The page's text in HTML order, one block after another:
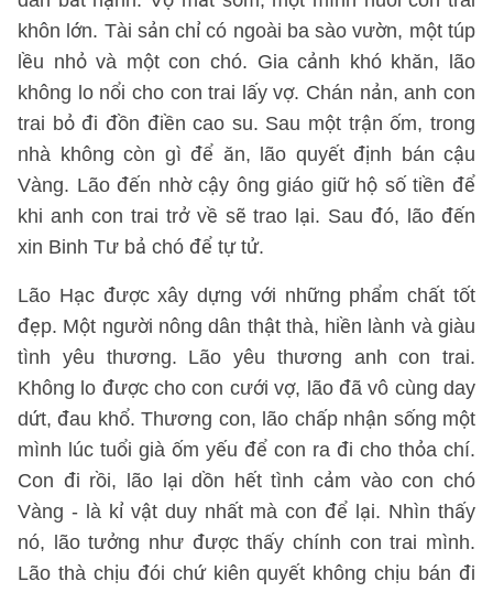
khôn lớn. Tài sản chỉ có ngoài ba sào vườn, một túp
lều nhỏ và một con chó. Gia cảnh khó khăn, lão
không lo nổi cho con trai lấy vợ. Chán nản, anh con
trai bỏ đi đồn điền cao su. Sau một trận ốm, trong
nhà không còn gì để ăn, lão quyết định bán cậu
Vàng. Lão đến nhờ cậy ông giáo giữ hộ số tiền để
khi anh con trai trở về sẽ trao lại. Sau đó, lão đến
xin Binh Tư bả chó để tự tử.
Lão Hạc được xây dựng với những phẩm chất tốt
đẹp. Một người nông dân thật thà, hiền lành và giàu
tình yêu thương. Lão yêu thương anh con trai.
Không lo được cho con cưới vợ, lão đã vô cùng day
dứt, đau khổ. Thương con, lão chấp nhận sống một
mình lúc tuổi già ốm yếu để con ra đi cho thỏa chí.
Con đi rồi, lão lại dồn hết tình cảm vào con chó
Vàng - là kỉ vật duy nhất mà con để lại. Nhìn thấy
nó, lão tưởng như được thấy chính con trai mình.
Lão thà chịu đói chứ kiên quyết không chịu bán đi